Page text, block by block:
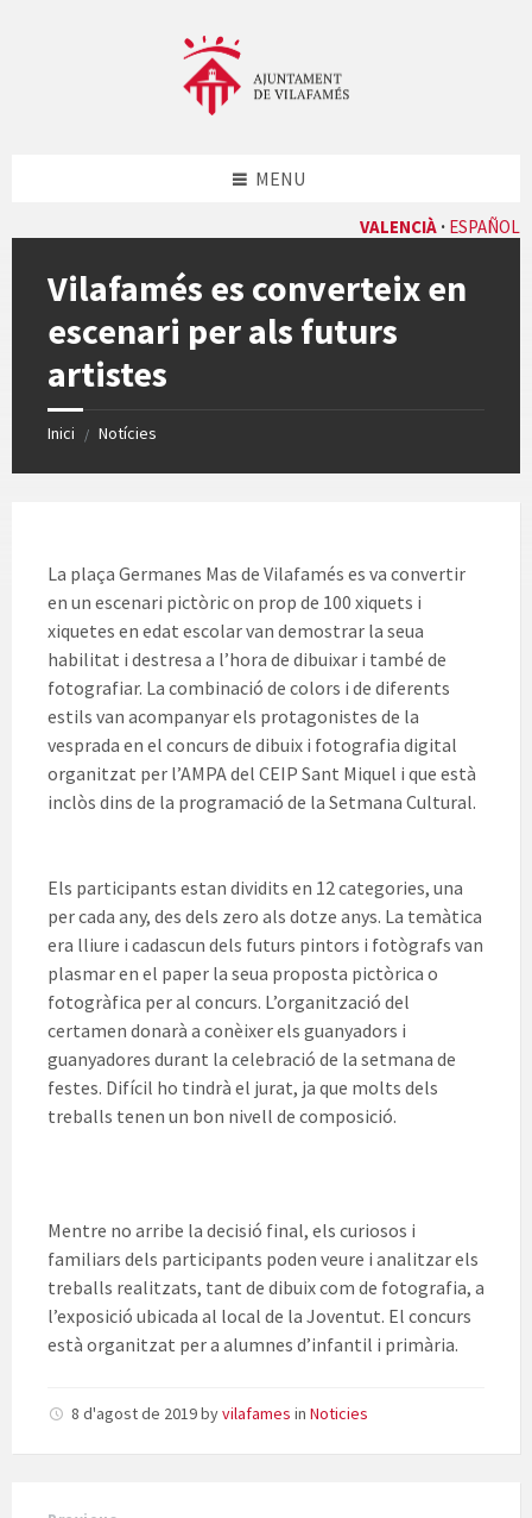
VALENCIÀ ESPAÑOL
MENU
Vilafamés es converteix en
escenari per als futurs
artistes
Inici / Notícies
La plaça Germanes Mas de Vilafamés es va convertir
en un escenari pictòric on prop de 100 xiquets i
xiquetes en edat escolar van demostrar la seua
habilitat i destresa a l’hora de dibuixar i també de
fotografiar. La combinació de colors i de diferents
estils van acompanyar els protagonistes de la
vesprada en el concurs de dibuix i fotografia digital
organitzat per l’AMPA del CEIP Sant Miquel i que està
inclòs dins de la programació de la Setmana Cultural.
Els participants estan dividits en 12 categories, una
per cada any, des dels zero als dotze anys. La temàtica
era lliure i cadascun dels futurs pintors i fotògrafs van
plasmar en el paper la seua proposta pictòrica o
fotogràfica per al concurs. L’organització del
certamen donarà a conèixer els guanyadors i
guanyadores durant la celebració de la setmana de
festes. Difícil ho tindrà el jurat, ja que molts dels
treballs tenen un bon nivell de composició.
Mentre no arribe la decisió final, els curiosos i
familiars dels participants poden veure i analitzar els
treballs realitzats, tant de dibuix com de fotografia, a
l’exposició ubicada al local de la Joventut. El concurs
està organitzat per a alumnes d’infantil i primària.
8 d'agost de 2019byvilafames in Noticies